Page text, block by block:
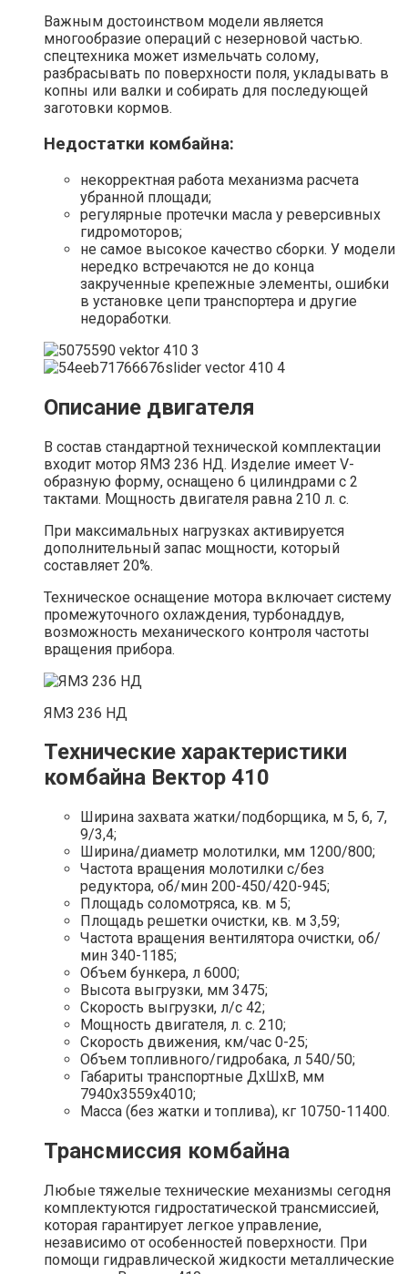
Важным достоинством модели является
многообразие операций с незерновой частью.
спецтехника может измельчать солому,
разбрасывать по поверхности поля, укладывать в
копны или валки и собирать для последующей
заготовки кормов.
Недостатки комбайна:
некорректная работа механизма расчета
убранной площади;
регулярные протечки масла у реверсивных
гидромоторов;
не самое высокое качество сборки. У модели
нередко встречаются не до конца
закрученные крепежные элементы, ошибки
в установке цепи транспортера и другие
недоработки.
Описание двигателя
В состав стандартной технической комплектации
входит мотор ЯМЗ 236 НД. Изделие имеет V-
образную форму, оснащено 6 цилиндрами с 2
тактами. Мощность двигателя равна 210 л. с.
При максимальных нагрузках активируется
дополнительный запас мощности, который
составляет 20%.
Техническое оснащение мотора включает систему
промежуточного охлаждения, турбонаддув,
возможность механического контроля частоты
вращения прибора.
ЯМЗ 236 НД
Технические характеристики
комбайна Вектор 410
Ширина захвата жатки/подборщика, м 5, 6, 7,
9/3,4;
Ширина/диаметр молотилки, мм 1200/800;
Частота вращения молотилки с/без
редуктора, об/мин 200-450/420-945;
Площадь соломотряса, кв. м 5;
Площадь решетки очистки, кв. м 3,59;
Частота вращения вентилятора очистки, об/
мин 340-1185;
Объем бункера, л 6000;
Высота выгрузки, мм 3475;
Скорость выгрузки, л/с 42;
Мощность двигателя, л. с. 210;
Скорость движения, км/час 0-25;
Объем топливного/гидробака, л 540/50;
Габариты транспортные ДхШхВ, мм
7940х3559х4010;
Масса (без жатки и топлива), кг 10750-11400.
Трансмиссия комбайна
Любые тяжелые технические механизмы сегодня
комплектуются гидростатической трансмиссией,
которая гарантирует легкое управление,
независимо от особенностей поверхности. При
помощи гидравлической жидкости металлические